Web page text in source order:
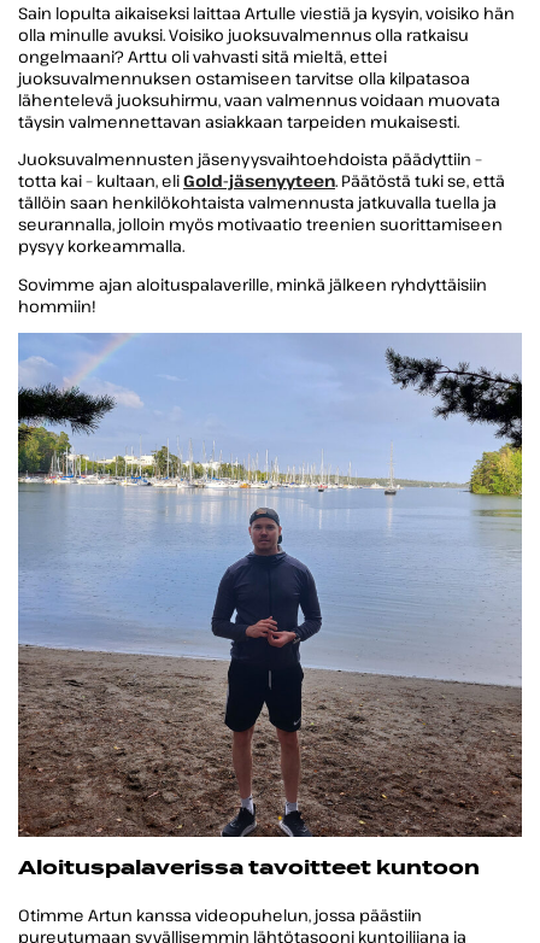
Sain lopulta aikaiseksi laittaa Artulle viestiä ja kysyin, voisiko hän
olla minulle avuksi. Voisiko juoksuvalmennus olla ratkaisu
ongelmaani? Arttu oli vahvasti sitä mieltä, ettei
juoksuvalmennuksen ostamiseen tarvitse olla kilpatasoa
lähentelevä juoksuhirmu, vaan valmennus voidaan muovata
täysin valmennettavan asiakkaan tarpeiden mukaisesti.
Juoksuvalmennusten jäsenyysvaihtoehdoista päädyttiin –
totta kai – kultaan, eliGold-jäsenyyteen. Päätöstä tuki se, että
tällöin saan henkilökohtaista valmennusta jatkuvalla tuella ja
seurannalla, jolloin myös motivaatio treenien suorittamiseen
pysyy korkeammalla.
Sovimme ajan aloituspalaverille, minkä jälkeen ryhdyttäisiin
hommiin!
Aloituspalaverissa tavoitteet kuntoon
Otimme Artun kanssa videopuhelun, jossa päästiin
pureutumaan syvällisemmin lähtötasooni kuntoilijana ja